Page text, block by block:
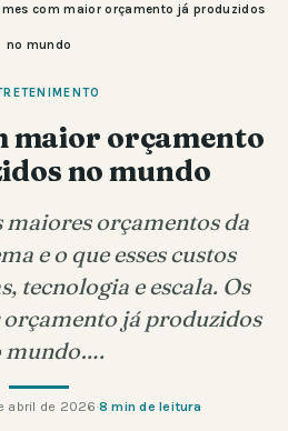
com maior orçamento já produzidos
no mundo
maior orçamento
no mundo
maiores orçamentos da
e o que esses custos
tecnologia e escala. Os
já produzidos
mundo….
abril de 2026·8 min de leitura